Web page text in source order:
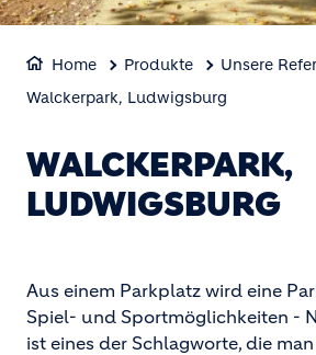
Home Produkte
Unsere
Walckerpark, Ludwigsburg
WALCKERPARK,
LUDWIGSBURG
Aus einem Parkplatz wird eine
Spiel- und Sportmöglichkeiten -
ist eines der Schlagworte, die